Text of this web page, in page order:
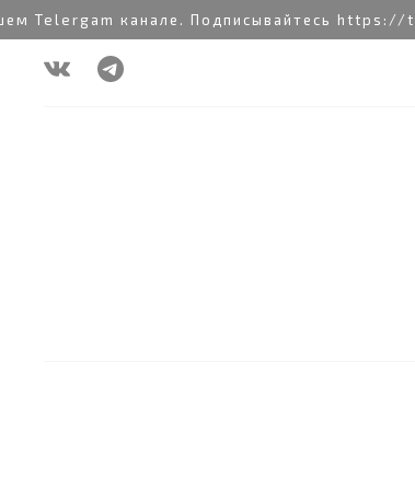
Telergam канале. Подписывайтесь https://